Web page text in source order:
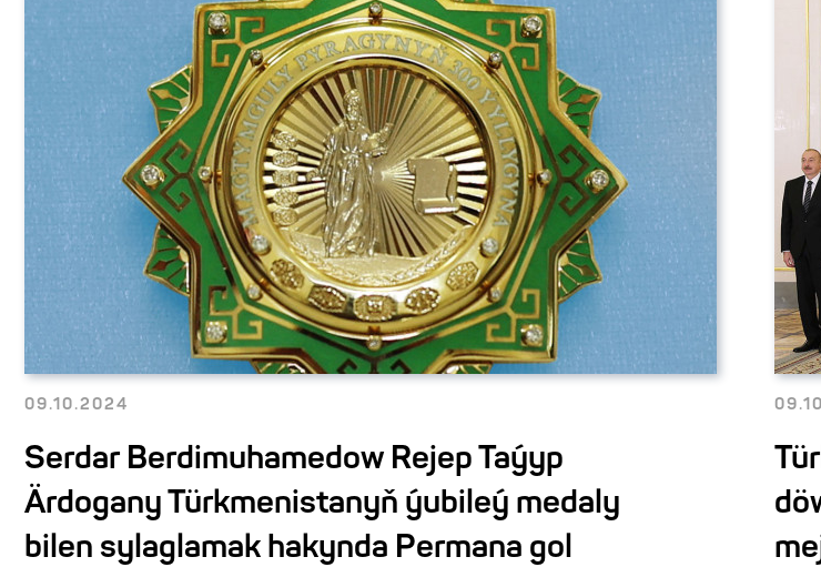
09.10.2024
Serdar Berdimuhamedow Rejep Taýyp
Ärdogany Türkmenistanyň ýubileý medaly
bilen sylaglamak hakynda Permana gol